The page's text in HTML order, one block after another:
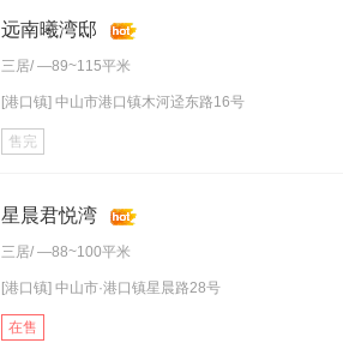
远南曦湾邸
三居/ —89~115平米
[港口镇] 中山市港口镇木河迳东路16号
售完
星晨君悦湾
三居/ —88~100平米
[港口镇] 中山市·港口镇星晨路28号
在售